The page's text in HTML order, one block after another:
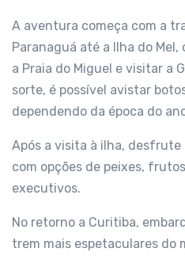
A aventura começa com a
Paranaguá até a Ilha do
a Praia do Miguel e visitar a
sorte, é possível avistar
dependendo da época do
Após a visita à ilha, desfrute
com opções de peixes,
executivos.
No retorno a Curitiba,
trem mais espetaculares do